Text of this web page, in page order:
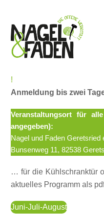
!
Anmeldung bis zwei
Veranstaltungsort für
angegeben):
Nagel und Faden Geretsried
Bunsenweg 11, 82538
… für die Kühlschranktür
aktuelles Programm als
Juni-Juli-August